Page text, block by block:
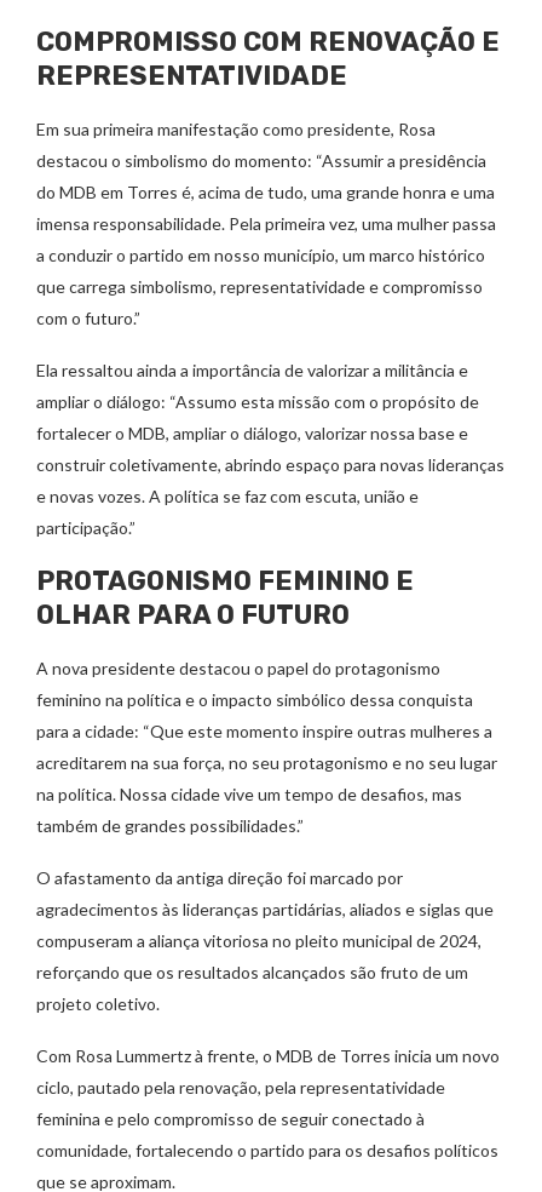
COMPROMISSO COM RENOVAÇÃO E
REPRESENTATIVIDADE
Em sua primeira manifestação como presidente, Rosa
destacou o simbolismo do momento: “Assumir a presidência
do MDB em Torres é, acima de tudo, uma grande honra e uma
imensa responsabilidade. Pela primeira vez, uma mulher passa
a conduzir o partido em nosso município, um marco histórico
que carrega simbolismo, representatividade e compromisso
com o futuro.”
Ela ressaltou ainda a importância de valorizar a militância e
ampliar o diálogo: “Assumo esta missão com o propósito de
fortalecer o MDB, ampliar o diálogo, valorizar nossa base e
construir coletivamente, abrindo espaço para novas lideranças
e novas vozes. A política se faz com escuta, união e
participação.”
PROTAGONISMO FEMININO E
OLHAR PARA O FUTURO
A nova presidente destacou o papel do protagonismo
feminino na política e o impacto simbólico dessa conquista
para a cidade: “Que este momento inspire outras mulheres a
acreditarem na sua força, no seu protagonismo e no seu lugar
na política. Nossa cidade vive um tempo de desafios, mas
também de grandes possibilidades.”
O afastamento da antiga direção foi marcado por
agradecimentos às lideranças partidárias, aliados e siglas que
compuseram a aliança vitoriosa no pleito municipal de 2024,
reforçando que os resultados alcançados são fruto de um
projeto coletivo.
Com Rosa Lummertz à frente, o MDB de Torres inicia um novo
ciclo, pautado pela renovação, pela representatividade
feminina e pelo compromisso de seguir conectado à
comunidade, fortalecendo o partido para os desafios políticos
que se aproximam.